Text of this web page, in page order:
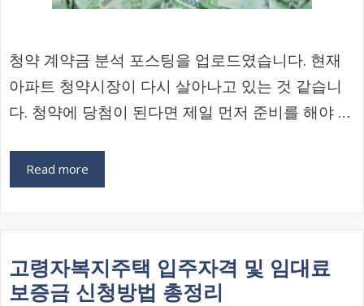
청약 계약금 분석 포스팅을 업로드였습니다. 현재
아파트 청약시장이 다시 살아나고 있는 것 같습니
다. 청약에 당첨이 된다면 제일 먼저 준비를 해야 …
Read more
고령자복지주택 입주자격 및 임대료
보증금 신청방법 총정리